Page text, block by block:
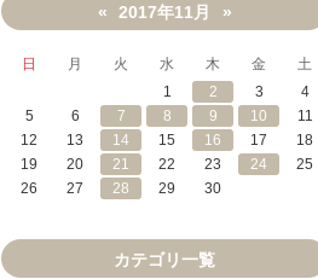
« 2017年11月 »
日 月 火 水 木 金
土
1
2 3
4
5
6 7 8 9 10
11
12
13 14 15 16 17
18
19
20 21 22 23 24
25
26
27 28 29 30
カテゴリ一覧